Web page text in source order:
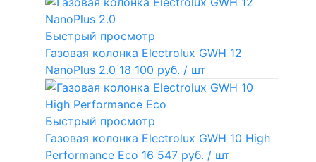
Быстрый просмотр
Газовая колонка Electrolux GWH 12
NanoPlus 2.0 18 100 руб. / шт
Быстрый просмотр
Газовая колонка Electrolux GWH 10 High
Performance Eco 16 547 руб. / шт